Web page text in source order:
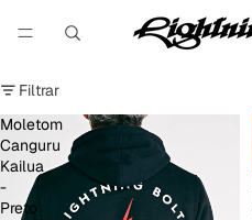
Filtrar
Moletom
Canguru
Kailua
-
Preto